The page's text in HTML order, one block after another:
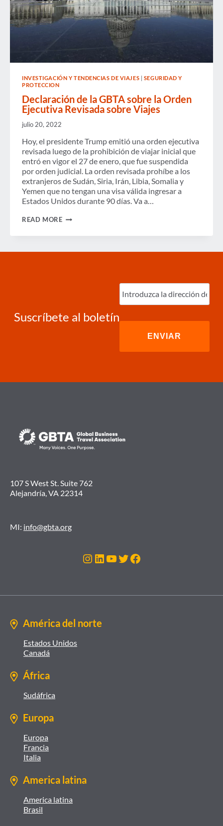
INVESTIGACIÓN Y TENDENCIAS DE VIAJES | SEGURIDAD Y
PROTECCION
Declaración de la GBTA sobre la Orden
Ejecutiva Revisada sobre Viajes
julio 20, 2022
Hoy, el presidente Trump emitió una orden ejecutiva
revisada luego de la prohibición de viajar inicial que
entró en vigor el 27 de enero, que fue suspendida
por orden judicial. La orden revisada prohíbe a los
extranjeros de Sudán, Siria, Irán, Libia, Somalia y
Yemen que no tengan una visa válida ingresar a
Estados Unidos durante 90 días. Va a…
READ MOREDECLARACIÓN
Suscríbete al boletín
Ingrese
correo
electrónico
107 S West St. Suite 762
Alejandría, VA 22314
MI: info@gbta.org
Instagram
LinkedIn
YouTube
Twitter
Facebook
América del norte
Estados Unidos
Canadá
África
Sudáfrica
Europa
Europa
Francia
Italia
America latina
America latina
Brasil